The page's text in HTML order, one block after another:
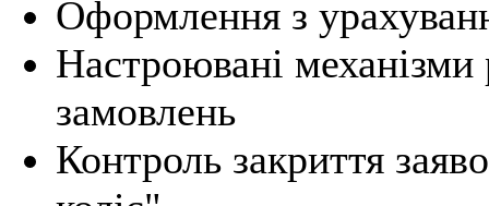
Оформлення з
Настроювані
замовлень
Контроль закриття